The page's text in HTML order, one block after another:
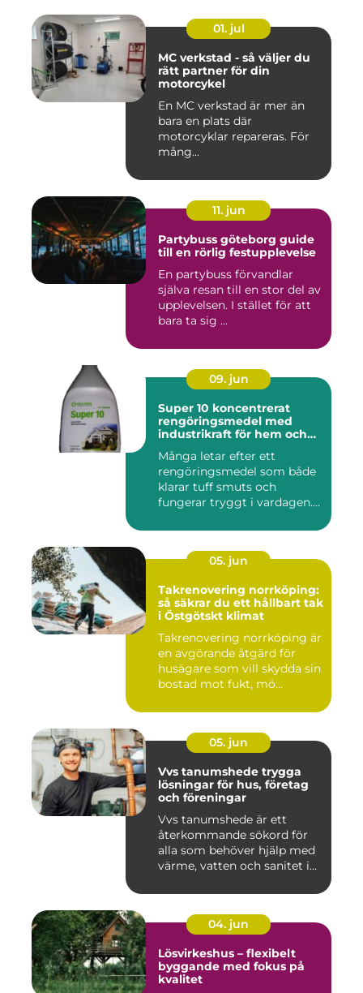
01. jul
MC verkstad - så väljer du
rätt partner för din
motorcykel
En MC verkstad är mer än
bara en plats där
motorcyklar repareras. För
mång...
11. jun
Partybuss göteborg guide
till en rörlig festupplevelse
En partybuss förvandlar
själva resan till en stor del av
upplevelsen. I stället för att
bara ta sig ...
09. jun
Super 10 koncentrerat
rengöringsmedel med
industrikraft för hem och
Många letar efter ett
rengöringsmedel som både
klarar tuff smuts och
fungerar tryggt i vardagen.
05. jun
Takrenovering norrköping:
så säkrar du ett hållbart tak
i Östgötskt klimat
Takrenovering norrköping är
en avgörande åtgärd för
husägare som vill skydda sin
bostad mot fukt, mö...
05. jun
Vvs tanumshede trygga
lösningar för hus, företag
och föreningar
Vvs tanumshede är ett
återkommande sökord för
alla som behöver hjälp med
värme, vatten och sanitet i...
04. jun
Lösvirkeshus – flexibelt
byggande med fokus på
kvalitet